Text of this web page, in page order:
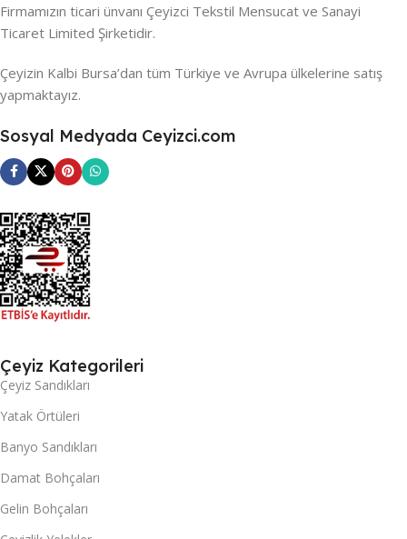
Firmamızın ticari ünvanı Çeyizci Tekstil Mensucat ve Sanayi
Ticaret Limited Şirketidir.
Çeyizin Kalbi Bursa’dan tüm Türkiye ve Avrupa ülkelerine satış
yapmaktayız.
Sosyal Medyada Ceyizci.com
Çeyiz Kategorileri
Çeyiz Sandıkları
Yatak Örtüleri
Banyo Sandıkları
Damat Bohçaları
Gelin Bohçaları